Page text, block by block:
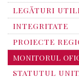
LEGĂTURI
INTEGRITATE
PROIECTE
MONITORUL
STATUTUL